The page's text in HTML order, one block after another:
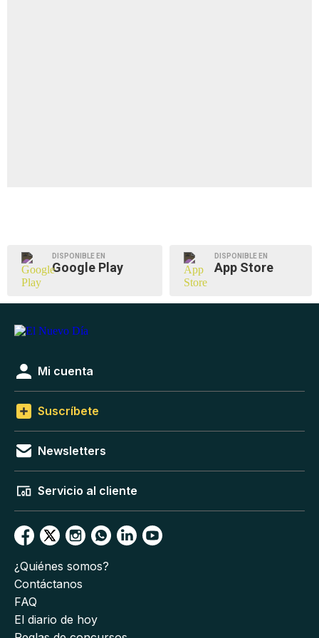
DISPONIBLE EN
Google Play
DISPONIBLE EN
App Store
Mi cuenta
Suscríbete
Newsletters
Servicio al cliente
¿Quiénes somos?
Contáctanos
FAQ
El diario de hoy